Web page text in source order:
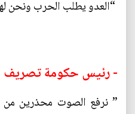
“العدو يطلب الحرب ونحن
- رئيس حكومة تصريف
” نرفع الصوت محذرين من